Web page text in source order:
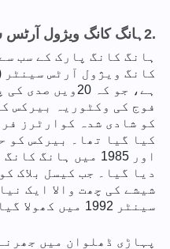
ہانگ کانگ ویژول آرٹس2.
ہانگ کانگ پارک کے سب
ہے، جو کہ
فوج کی وکٹوریہ بیرکس
کو شادی شدہ کوارٹرز
کیا گیا تھا۔ بیرکس کو
اور 1985 میں
شیشے کی چھت والا ایک
سینٹر 1992 میں کھولا گیا تھا۔